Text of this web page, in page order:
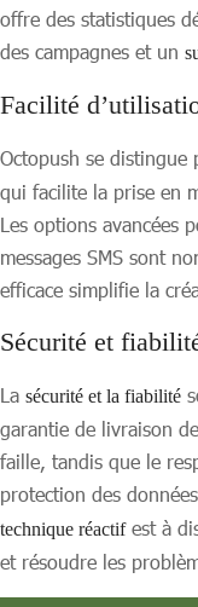
offre des statistiques
des campagnes et un
Facilité
Octopush se distingue
qui facilite la prise en
Les options avancées
messages SMS sont
efficace simplifie la
Sécurité et
La sécurité et la fiabilité
garantie de livraison
faille, tandis que le
protection des
technique réactifest à
et résoudre les